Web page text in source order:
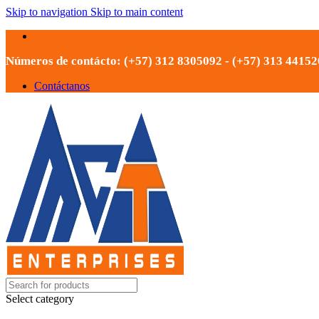
Skip to navigation Skip to main content
Números de contácto: (+57) 312 8305092 - (+57) 313
Contáctanos
Select category